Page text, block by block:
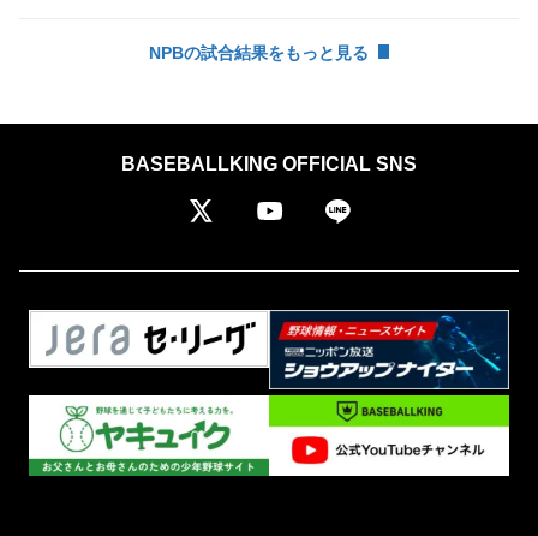
NPBの試合結果をもっと見る
BASEBALLKING OFFICIAL SNS